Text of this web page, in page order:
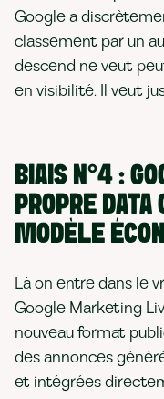
Google a
classement par un
descend ne veut
en visibilité. Il veut
BIAIS N°4 :
PROPRE DATA
MODÈLE
Là on entre dans le
Google Marketing
nouveau format
des annonces
et intégrées